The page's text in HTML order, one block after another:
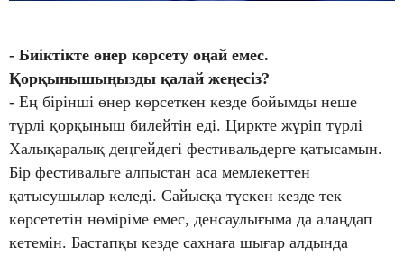
- Биіктікте өнер көрсету оңай емес.
Қорқынышыңызды қалай жеңесіз?
- Ең бірінші өнер көрсеткен кезде бойымды неше
түрлі қорқыныш билейтін еді. Циркте жүріп түрлі
Халықаралық деңгейдегі фестивальдерге қатысамын.
Бір фестивальге алпыстан аса мемлекеттен
қатысушылар келеді. Сайысқа түскен кезде тек
көрсететін нөміріме емес, денсаулығыма да алаңдап
кетемін. Бастапқы кезде сахнаға шығар алдында